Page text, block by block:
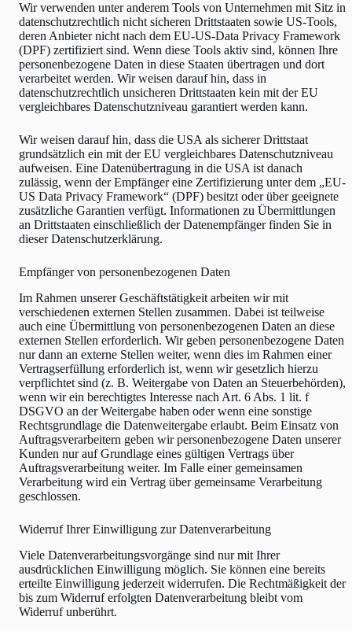
Wir verwenden unter anderem Tools von Unternehmen mit Sitz in
datenschutzrechtlich nicht sicheren Drittstaaten sowie US-Tools,
deren Anbieter nicht nach dem EU-US-Data Privacy Framework
(DPF) zertifiziert sind. Wenn diese Tools aktiv sind, können Ihre
personenbezogene Daten in diese Staaten übertragen und dort
verarbeitet werden. Wir weisen darauf hin, dass in
datenschutzrechtlich unsicheren Drittstaaten kein mit der EU
vergleichbares Datenschutzniveau garantiert werden kann.
Wir weisen darauf hin, dass die USA als sicherer Drittstaat
grundsätzlich ein mit der EU vergleichbares Datenschutzniveau
aufweisen. Eine Datenübertragung in die USA ist danach
zulässig, wenn der Empfänger eine Zertifizierung unter dem „EU-
US Data Privacy Framework“ (DPF) besitzt oder über geeignete
zusätzliche Garantien verfügt. Informationen zu Übermittlungen
an Drittstaaten einschließlich der Datenempfänger finden Sie in
dieser Datenschutzerklärung.
Empfänger von personenbezogenen Daten
Im Rahmen unserer Geschäftstätigkeit arbeiten wir mit
verschiedenen externen Stellen zusammen. Dabei ist teilweise
auch eine Übermittlung von personenbezogenen Daten an diese
externen Stellen erforderlich. Wir geben personenbezogene Daten
nur dann an externe Stellen weiter, wenn dies im Rahmen einer
Vertragserfüllung erforderlich ist, wenn wir gesetzlich hierzu
verpflichtet sind (z. B. Weitergabe von Daten an Steuerbehörden),
wenn wir ein berechtigtes Interesse nach Art. 6 Abs. 1 lit. f
DSGVO an der Weitergabe haben oder wenn eine sonstige
Rechtsgrundlage die Datenweitergabe erlaubt. Beim Einsatz von
Auftragsverarbeitern geben wir personenbezogene Daten unserer
Kunden nur auf Grundlage eines gültigen Vertrags über
Auftragsverarbeitung weiter. Im Falle einer gemeinsamen
Verarbeitung wird ein Vertrag über gemeinsame Verarbeitung
geschlossen.
Widerruf Ihrer Einwilligung zur Datenverarbeitung
Viele Datenverarbeitungsvorgänge sind nur mit Ihrer
ausdrücklichen Einwilligung möglich. Sie können eine bereits
erteilte Einwilligung jederzeit widerrufen. Die Rechtmäßigkeit der
bis zum Widerruf erfolgten Datenverarbeitung bleibt vom
Widerruf unberührt.